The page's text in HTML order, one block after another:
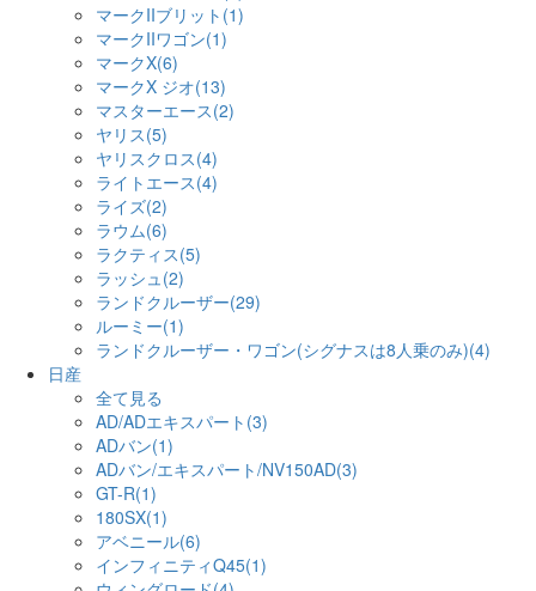
マークIIブリット(1)
マークIIワゴン(1)
マークX(6)
マークX ジオ(13)
マスターエース(2)
ヤリス(5)
ヤリスクロス(4)
ライトエース(4)
ライズ(2)
ラウム(6)
ラクティス(5)
ラッシュ(2)
ランドクルーザー(29)
ルーミー(1)
ランドクルーザー・ワゴン(シグナスは8人乗のみ)(4)
日産
全て見る
AD/ADエキスパート(3)
ADバン(1)
ADバン/エキスパート/NV150AD(3)
GT-R(1)
180SX(1)
アベニール(6)
インフィニティQ45(1)